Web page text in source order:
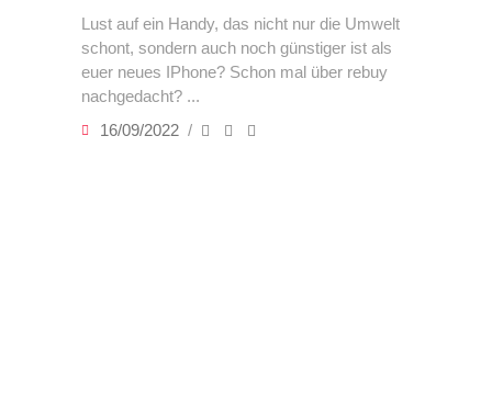
Lust auf ein Handy, das nicht nur die Umwelt
schont, sondern auch noch günstiger ist als
euer neues IPhone? Schon mal über rebuy
nachgedacht?
16/09/2022